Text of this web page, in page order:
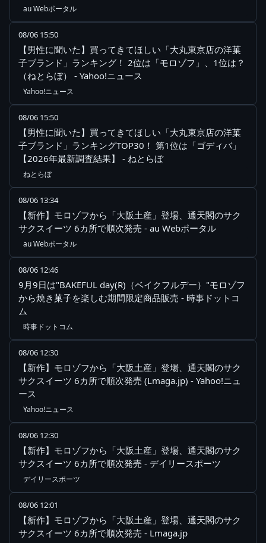
au Webポータル
08/06 15:50
【男性に聞いた】買ってきてほしい「大丸東京店の洋菓
子ブランド」ランキング！ 2位は「モロゾフ」、1位は？
（ねとらぼ） - Yahoo!ニュース
Yahoo!ニュース
08/06 15:50
【男性に聞いた】買ってきてほしい「大丸東京店の洋菓
子ブランド」ランキングTOP30！ 第1位は「ゴディバ」
【2026年最新調査結果】 - ねとらぼ
ねとらぼ
08/06 13:34
【新作】モロゾフから「大阪土産」登場、通天閣のサク
サクスイーツ 6カ所で順次発売 - au Webポータル
au Webポータル
08/06 12:46
9月9日は"BAKEFUL day(R)（ベイクフルデー）"モロゾフ
から焼き菓子を楽しむ期間限定商品販売 - 時事ドットコ
ム
時事ドットコム
08/06 12:30
【新作】モロゾフから「大阪土産」登場、通天閣のサク
サクスイーツ 6カ所で順次発売 (Lmaga.jp) - Yahoo!ニュ
ース
Yahoo!ニュース
08/06 12:30
【新作】モロゾフから「大阪土産」登場、通天閣のサク
サクスイーツ 6カ所で順次発売 - デイリースポーツ
デイリースポーツ
08/06 12:01
【新作】モロゾフから「大阪土産」登場、通天閣のサク
サクスイーツ 6カ所で順次発売 - Lmaga.jp